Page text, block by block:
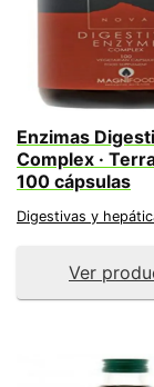
Enzimas
Complex ·
100 cápsulas
Digestivas y
Ver